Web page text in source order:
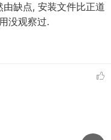
缺点, 安装文件比正道
没观察过.